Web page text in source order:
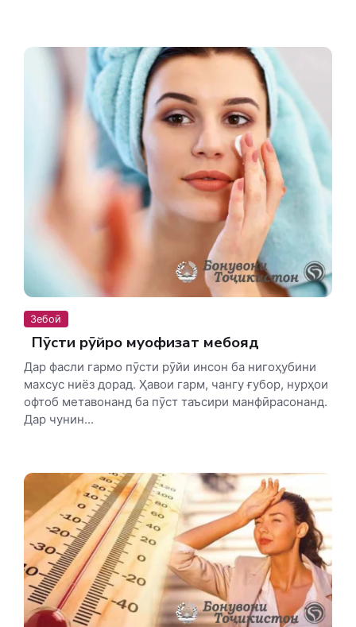
Зебоӣ
Пӯсти рӯйро муҳофизат мебояд
Дар фасли гармо пӯсти рӯйи инсон ба нигоҳубини
махсус ниёз дорад. Ҳавои гарм, чангу ғубор, нурҳои
офтоб метавонанд ба пӯст таъсири манфӣрасонанд.
Дар чунин...